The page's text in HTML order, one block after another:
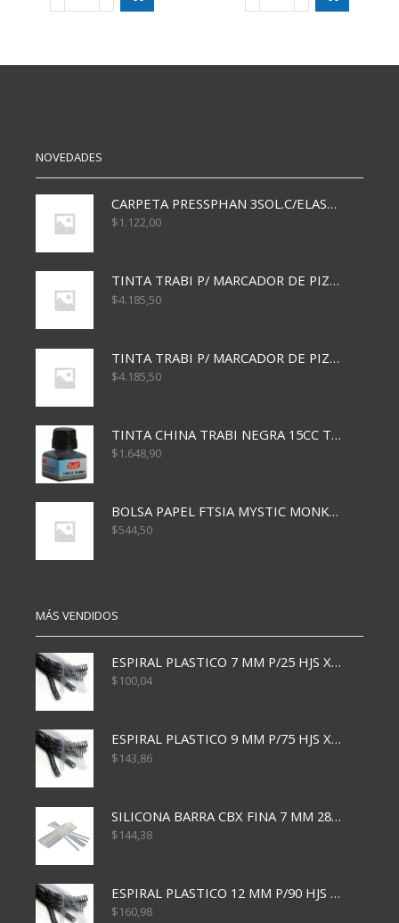
cantidad
cantidad
NOVEDADES
CARPETA PRESSPHAN 3SOL.C/ELAST MARRON A4 P01A
$1.122,00
TINTA TRABI P/ MARCADOR DE PIZARRA x30ml AZUL
$4.185,50
TINTA TRABI P/ MARCADOR DE PIZARRA x30ml ROJO
$4.185,50
TINTA CHINA TRABI NEGRA 15CC TR3460
$1.648,90
BOLSA PAPEL FTSIA MYSTIC MONKEY 14/08/20
$544,50
MÁS VENDIDOS
ESPIRAL PLASTICO 7 MM P/25 HJS X50x3000
$100,04
ESPIRAL PLASTICO 9 MM P/75 HJS X50X2400
$143,86
SILICONA BARRA CBX FINA 7 MM 28 CM
$144,38
ESPIRAL PLASTICO 12 MM P/90 HJS X50X1500
$160,98